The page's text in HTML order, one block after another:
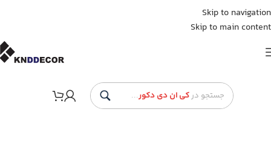
Skip to navigation
Skip to main content
جستجو در کی ان دی دکور...